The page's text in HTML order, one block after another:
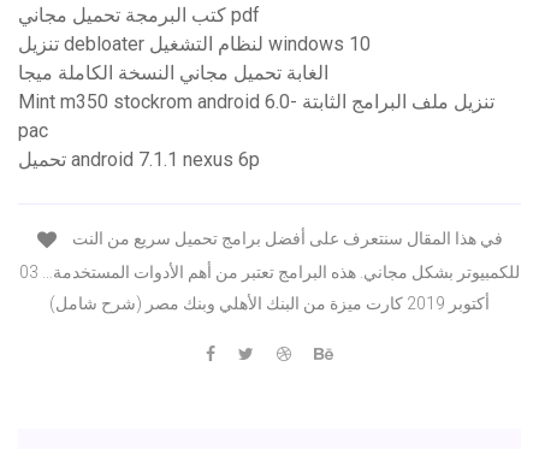
كتب البرمجة تحميل مجاني pdf
تنزيل debloater لنظام التشغيل windows 10
الغابة تحميل مجاني النسخة الكاملة ميجا
Mint m350 stockrom android 6.0- تنزيل ملف البرامج الثابتة
pac
تحميل android 7.1.1 nexus 6p
للكمبيوتر بشكل مجاني. هذه البرامج تعتبر من أهم الأدوات المستخدمة… 03
أكتوبر 2019 كارت ميزة من البنك الأهلي وبنك مصر (شرح شامل)